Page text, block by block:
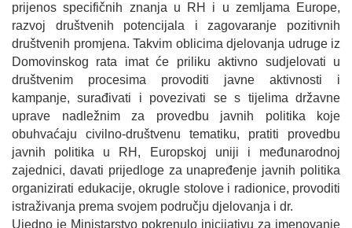
prijenos specifičnih znanja u RH i u zemljama Europe,
razvoj društvenih potencijala i zagovaranje pozitivnih
društvenih promjena. Takvim oblicima djelovanja udruge iz
Domovinskog rata imat će priliku aktivno sudjelovati u
društvenim procesima provoditi javne aktivnosti i
kampanje, surađivati i povezivati se s tijelima državne
uprave nadležnim za provedbu javnih politika koje
obuhvaćaju civilno-društvenu tematiku, pratiti provedbu
javnih politika u RH, Europskoj uniji i međunarodnoj
zajednici, davati prijedloge za unapređenje javnih politika
organizirati edukacije, okrugle stolove i radionice, provoditi
istraživanja prema svojem području djelovanja i dr.
Ujedno je Ministarstvo pokrenulo inicijativu za imenovanje